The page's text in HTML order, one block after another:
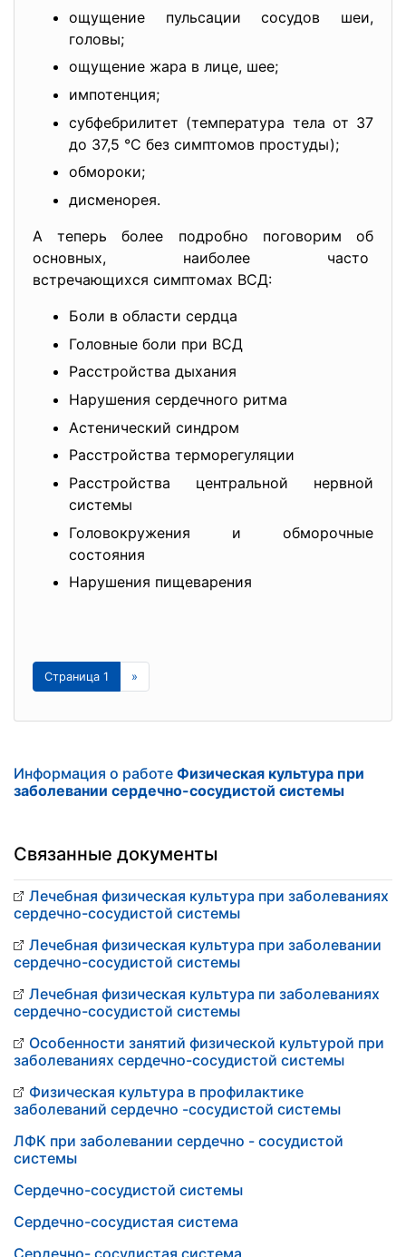
ощущение пульсации сосудов шеи,
головы;
ощущение жара в лице, шее;
импотенция;
субфебрилитет (температура тела от 37
до 37,5 °С без симптомов простуды);
обмороки;
дисменорея.
А теперь более подробно поговорим об
основных, наиболее часто
встречающихся симптомах ВСД:
Боли в области сердца
Головные боли при ВСД
Расстройства дыхания
Нарушения сердечного ритма
Астенический синдром
Расстройства терморегуляции
Расстройства центральной нервной
системы
Головокружения и обморочные
состояния
Нарушения пищеварения
Страница 1 »
Информация о работе Физическая культура при
заболевании сердечно-сосудистой системы
Связанные документы
Лечебная физическая культура при заболеваниях
сердечно-сосудистой системы
Лечебная физическая культура при заболевании
сердечно-сосудистой системы
Лечебная физическая культура пи заболеваниях
сердечно-сосудистой системы
Особенности занятий физической культурой при
заболеваниях сердечно-сосудистой системы
Физическая культура в профилактике
заболеваний сердечно -сосудистой системы
ЛФК при заболевании сердечно - сосудистой
системы
Сердечно-сосудистой системы
Сердечно-сосудистая система